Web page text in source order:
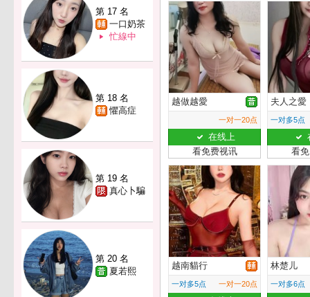
第 17 名
一口奶茶
忙線中
第 18 名
懼高症
第 19 名
真心卜騙
第 20 名
夏若熙
越做越愛
一对一20点
在线上
看免费视讯
夫人之愛
一对多5点
看
越南貓行
一对多5点 一对一20点
林楚儿
一对多6点